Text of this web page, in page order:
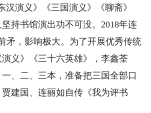
演义》《三国演义》《聊斋》
持书馆演出功不可没。2018年连
矛，影响极大。为了开展优秀传统
义》《三十六英雄》，李鑫荃
、二、三本，准备把三国全部口
建国、连丽如自传《我为评书